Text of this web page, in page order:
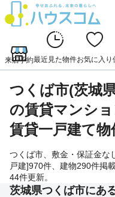
来店予約最近見た物件お気に入り
つくば市(茨城
の賃貸マンシ
賃貸一戸建て
つくば市、敷金・保証金な
戸建]970件、建物290件掲
44件更新。
茨城県つくば市にあ